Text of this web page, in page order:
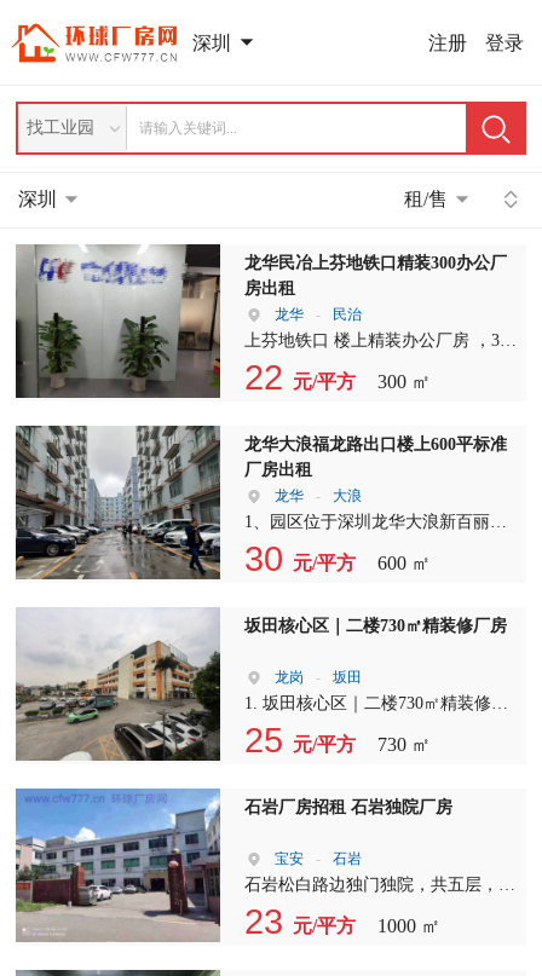
深圳 登录
注册
找工业园
深圳 租/售
龙华民冶上芬地铁口精装300办公厂
房出租
龙华 - 民治
上芬地铁口 楼上精装办公厂房 ，3+1
格局，水电齐全，适合电商 贸易 研
发 办公 临近地铁口，交通方便，周
22 元/平方 300 ㎡
龙华大浪福龙路出口楼上600平标准
厂房出租
龙华 - 大浪
1、园区位于深圳龙华大浪新百丽附
近，园区紧邻主干道，门口有公交车
站，交通便利位置佳，大型成熟园
招工， 2、楼上小面积厂房600平，
等，水电齐全，适合各种加工、办
公、电商仓储、贸易、公司总部、研
发、教育等其他行业 3、随时可看
房，价格好谈，园区形象佳空地大，
30 元/平方 600 ㎡
坂田核心区｜二楼730㎡精装修厂房
龙岗 - 坂田
1. 坂田核心区｜二楼730㎡精装修厂
房 ? 现成精装，拎包入驻 ? 支持定制
装修，灵活改造 ? 办公+生产+加工一
通便利 适合电子、电商、轻加工等
25 元/平方 730 ㎡
石岩厂房招租 石岩独院厂房
宝安 - 石岩
石岩松白路边独门独院，共五层，总
面积3500平。精装修有办公室。
23 元/平方 1000 ㎡